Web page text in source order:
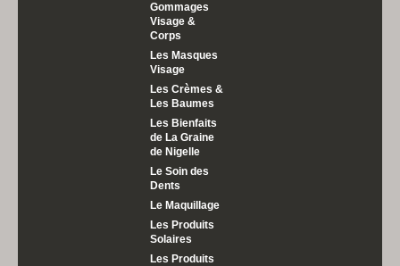
Gommages
Visage &
Corps
Les Masques
Visage
Les Crèmes &
Les Baumes
Les Bienfaits
de La Graine
de Nigelle
Le Soin des
Dents
Le Maquillage
Les Produits
Solaires
Les Produits